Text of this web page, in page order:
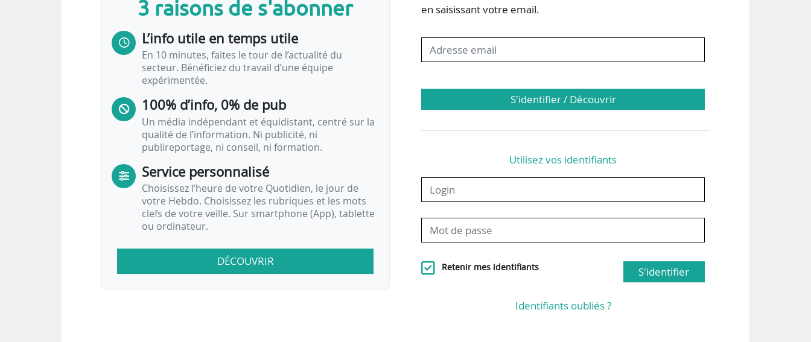
Deux autres SERM sont…
3 raisons de s'abonner
L’info utile en temps utile
En 10 minutes, faites le tour de l’actualité du
secteur. Bénéficiez du travail d’une équipe
expérimentée.
100% d’info, 0% de pub
Un média indépendant et équidistant, centré sur la
qualité de l’information. Ni publicité, ni
publireportage, ni conseil, ni formation.
Service personnalisé
Choisissez l‘heure de votre Quotidien, le jour de
votre Hebdo. Choisissez les rubriques et les mots
clefs de votre veille. Sur smartphone (App), tablette
ou ordinateur.
DÉCOUVRIR
en saisissant votre email.
S'identifier / Découvrir
Utilisez vos identifiants
Retenir mes identifiants S'identifier
Identifiants oubliés ?